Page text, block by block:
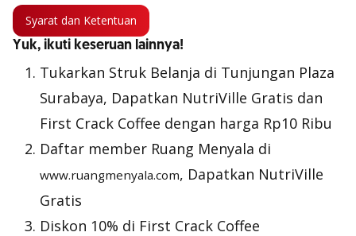
Syarat dan Ketentuan
Yuk, ikuti keseruan lainnya!
Tukarkan Struk Belanja di Tunjungan Plaza
Surabaya, Dapatkan NutriVille Gratis dan
First Crack Coffee dengan harga Rp10 Ribu
Daftar member Ruang Menyala di
www.ruangmenyala.com, Dapatkan NutriVille
Gratis
Diskon 10% di First Crack Coffee